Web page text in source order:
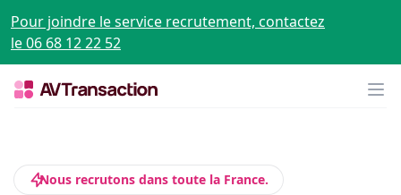
Pour joindre le service recrutement, contactez
le 06 68 12 22 52
Nous recrutons dans toute la France.